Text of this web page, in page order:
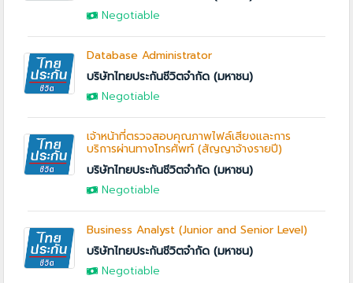
Negotiable
Database Administrator
บริษัทไทยประกันชีวิตจำกัด (มหาชน)
Negotiable
เจ้าหน้าที่ตรวจสอบคุณภาพไฟล์เสียงและการ
บริการผ่านทางโทรศัพท์ (สัญญาจ้างรายปี)
บริษัทไทยประกันชีวิตจำกัด (มหาชน)
Negotiable
Business Analyst (Junior and Senior Level)
บริษัทไทยประกันชีวิตจำกัด (มหาชน)
Negotiable